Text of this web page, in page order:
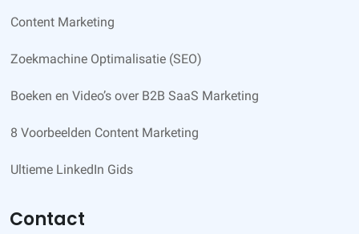
Content Marketing
Zoekmachine Optimalisatie (SEO)
Boeken en Video’s over B2B SaaS Marketing
8 Voorbeelden Content Marketing
Ultieme LinkedIn Gids
Contact